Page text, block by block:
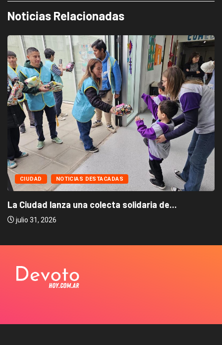
Noticias Relacionadas
CIUDAD NOTICIAS DESTACADAS
La Ciudad lanza una colecta solidaria de...
julio 31, 2026